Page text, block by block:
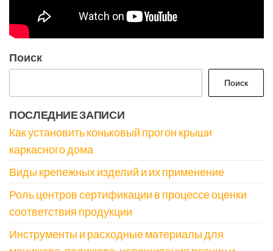
Поиск
Поиск
ПОСЛЕДНИЕ ЗАПИСИ
Как установить коньковый прогон крыши
каркасного дома
Виды крепежных изделий и их применение
Роль центров сертификации в процессе оценки
соответствия продукции
Инструменты и расходные материалы для